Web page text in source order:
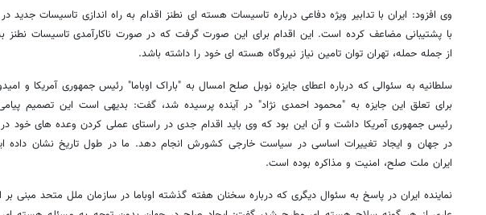
وی افزود: ایران با تدابیر ویژه دفاعی درباره تاسیسات هسته ای نطنز اقدام به راه اندازی تاسیسات جدید
با پشتیبانی مضاعف کرده است. این اقدام برای این صورت گرفت که در صورت ناکارآمدی تاسیسات نطنز
از جمله حمله، تهران توان تامین نیاز نیروگاه هسته ای خود را داشته باشد.
سلطانیه به سئوالی که درباره اعطای جایزه نوبل صلح امسال به "باراک اوباما" رئیس جمهوری آمریکا و
برای تعلق این جایزه به "محمود احمدی نژاد" در آینده پرسیده شد، گفت: بدیهی است این تصمیم
رئیس جمهوری آمریکا داشت و آن این بود که وی باید اقدام جدی در راستای عملی کردن وعده های خود
در جهان و ایجاد تغییرات اساسی در سیاست خارجی کشورش انجام دهد. ما در طول تاریخ نشان داده
ایران ملت صلح، امنیت و مذاکره بوده است.
نماینده ایران در پاسخ به سئوال دیگری که درباره سخنان هفته گذشته اوباما در سازمان ملل متحد مبنی بر